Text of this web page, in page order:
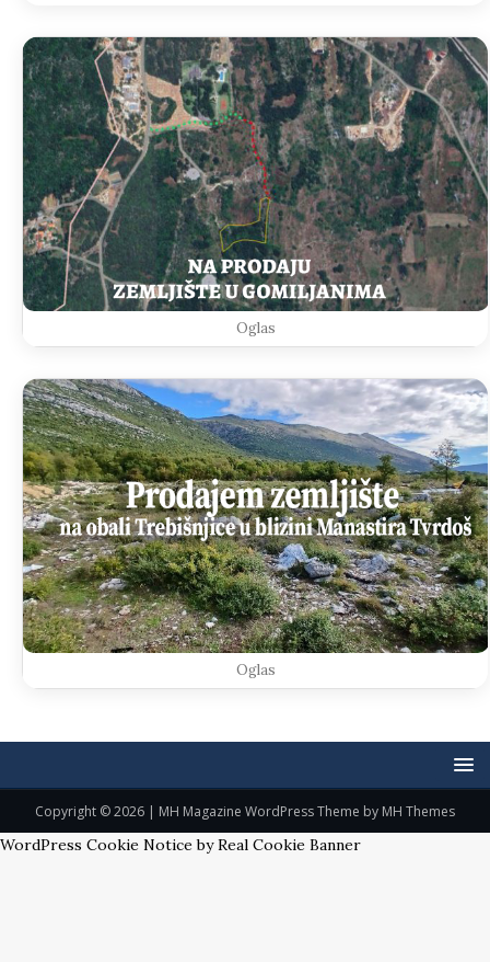
Oglas
Oglas
Copyright © 2026 | MH Magazine WordPress Theme by MH Themes
WordPress Cookie Notice by Real Cookie Banner